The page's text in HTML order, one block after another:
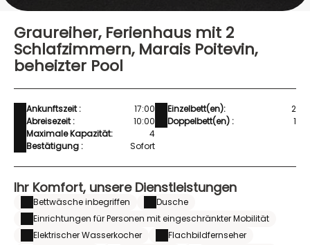
Graureiher, Ferienhaus mit 2
Schlafzimmern, Marais Poitevin,
beheizter Pool
Ankunftszeit :
17:00
Abreisezeit :
10:00
Maximale Kapazität:
4
Bestätigung :
Sofort
Einzelbett(en):
2
Doppelbett(en) :
1
Ihr Komfort, unsere Dienstleistungen
Bettwäsche inbegriffen
Dusche
Einrichtungen für Personen mit eingeschränkter Mobilität
Elektrischer Wasserkocher
Flachbildfernseher